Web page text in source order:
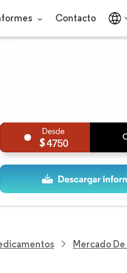
Contacto
4750
Mercado